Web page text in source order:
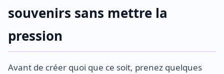
souvenirs sans mettre la
pression
Avant de créer quoi que ce soit, prenez quelques